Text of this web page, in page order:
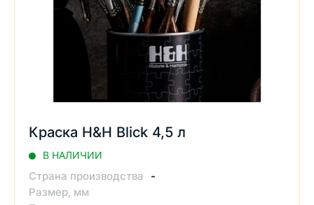
Краска H&H Blick 4,5 л
В НАЛИЧИИ
Страна производства
-
Размер, мм